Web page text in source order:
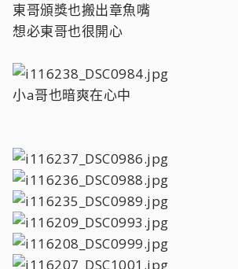
東哥頒獎也搬出章魚嘴
想必東哥也很開心
小a哥也暗爽在心中